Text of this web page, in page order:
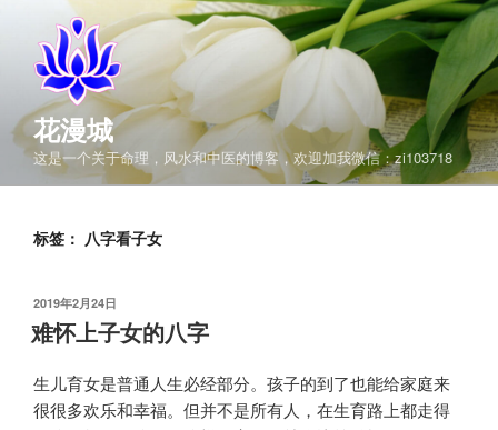
花漫城
这是一个关于命理，风水和中医的博客，欢迎加我微信：zi103718
标签： 八字看子女
发
布
于
2019年2月24日
难怀上子女的八字
生儿育女是普通人生必经部分。孩子的到了也能给家庭来
很很多欢乐和幸福。但并不是所有人，在生育路上都走得